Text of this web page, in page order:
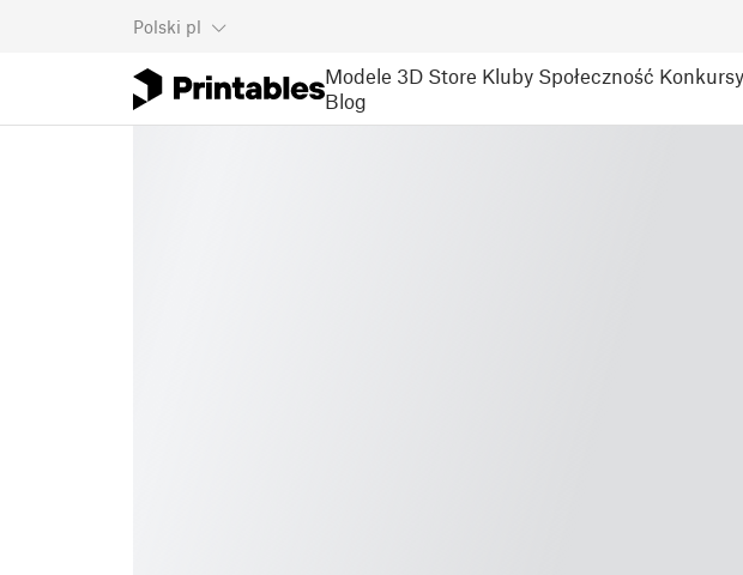
Polski pl
Modele 3D Store Kluby Społeczność Konkursy
Blog